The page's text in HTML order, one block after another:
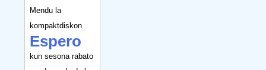
Mendu la
kompaktdiskon
Espero
kun sesona rabato